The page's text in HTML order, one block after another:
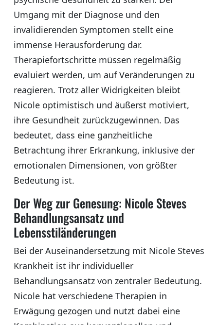
Umgang mit der Diagnose und den
invalidierenden Symptomen stellt eine
immense Herausforderung dar.
Therapiefortschritte müssen regelmäßig
evaluiert werden, um auf Veränderungen zu
reagieren. Trotz aller Widrigkeiten bleibt
Nicole optimistisch und äußerst motiviert,
ihre Gesundheit zurückzugewinnen. Das
bedeutet, dass eine ganzheitliche
Betrachtung ihrer Erkrankung, inklusive der
emotionalen Dimensionen, von größter
Bedeutung ist.
Der Weg zur Genesung: Nicole Steves
Behandlungsansatz und
Lebensstiländerungen
Bei der Auseinandersetzung mit Nicole Steves
Krankheit ist ihr individueller
Behandlungsansatz von zentraler Bedeutung.
Nicole hat verschiedene Therapien in
Erwägung gezogen und nutzt dabei eine